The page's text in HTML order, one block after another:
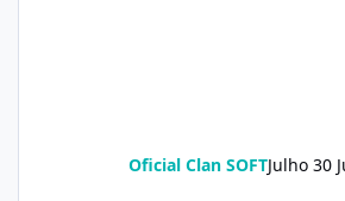
Oficial Clan SOFTJulho 30